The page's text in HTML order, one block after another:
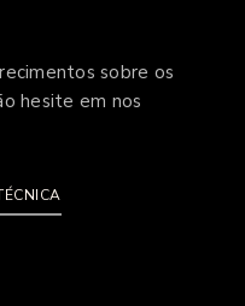
sobre os
hesite em nos